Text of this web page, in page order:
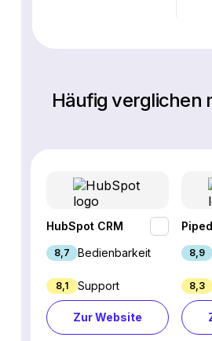
Häufig verglichen
HubSpot CRM
8,7 Bedienbarkeit
8,1 Support
Zur Website
8,9
8,3